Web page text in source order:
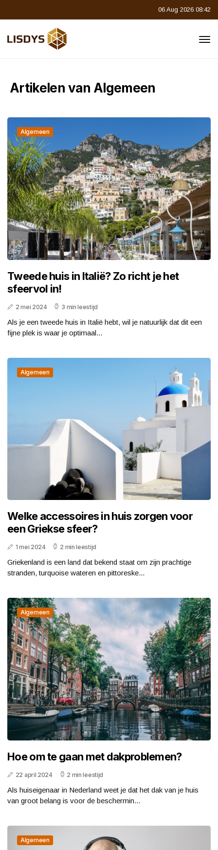
06 Aug 2026 08:42
Artikelen van Algemeen
Algemeen
Tweede huis in Italië? Zo richt je het
sfeervol in!
2 mei 2024 3 min leestijd
Als je een tweede huis in Italië hebt, wil je natuurlijk dat dit een
fijne plek is waar je optimaal...
Algemeen
Welke accessoires in huis zorgen voor
een Griekse sfeer?
1 mei 2024 2 min leestijd
Griekenland is een land dat bekend staat om zijn prachtige
stranden, turquoise wateren en pittoreske...
Algemeen
Hoe om te gaan met dakproblemen?
22 april 2024 2 min leestijd
Als huiseigenaar in Nederland weet je dat het dak van je huis
van groot belang is voor de beschermin...
Algemeen